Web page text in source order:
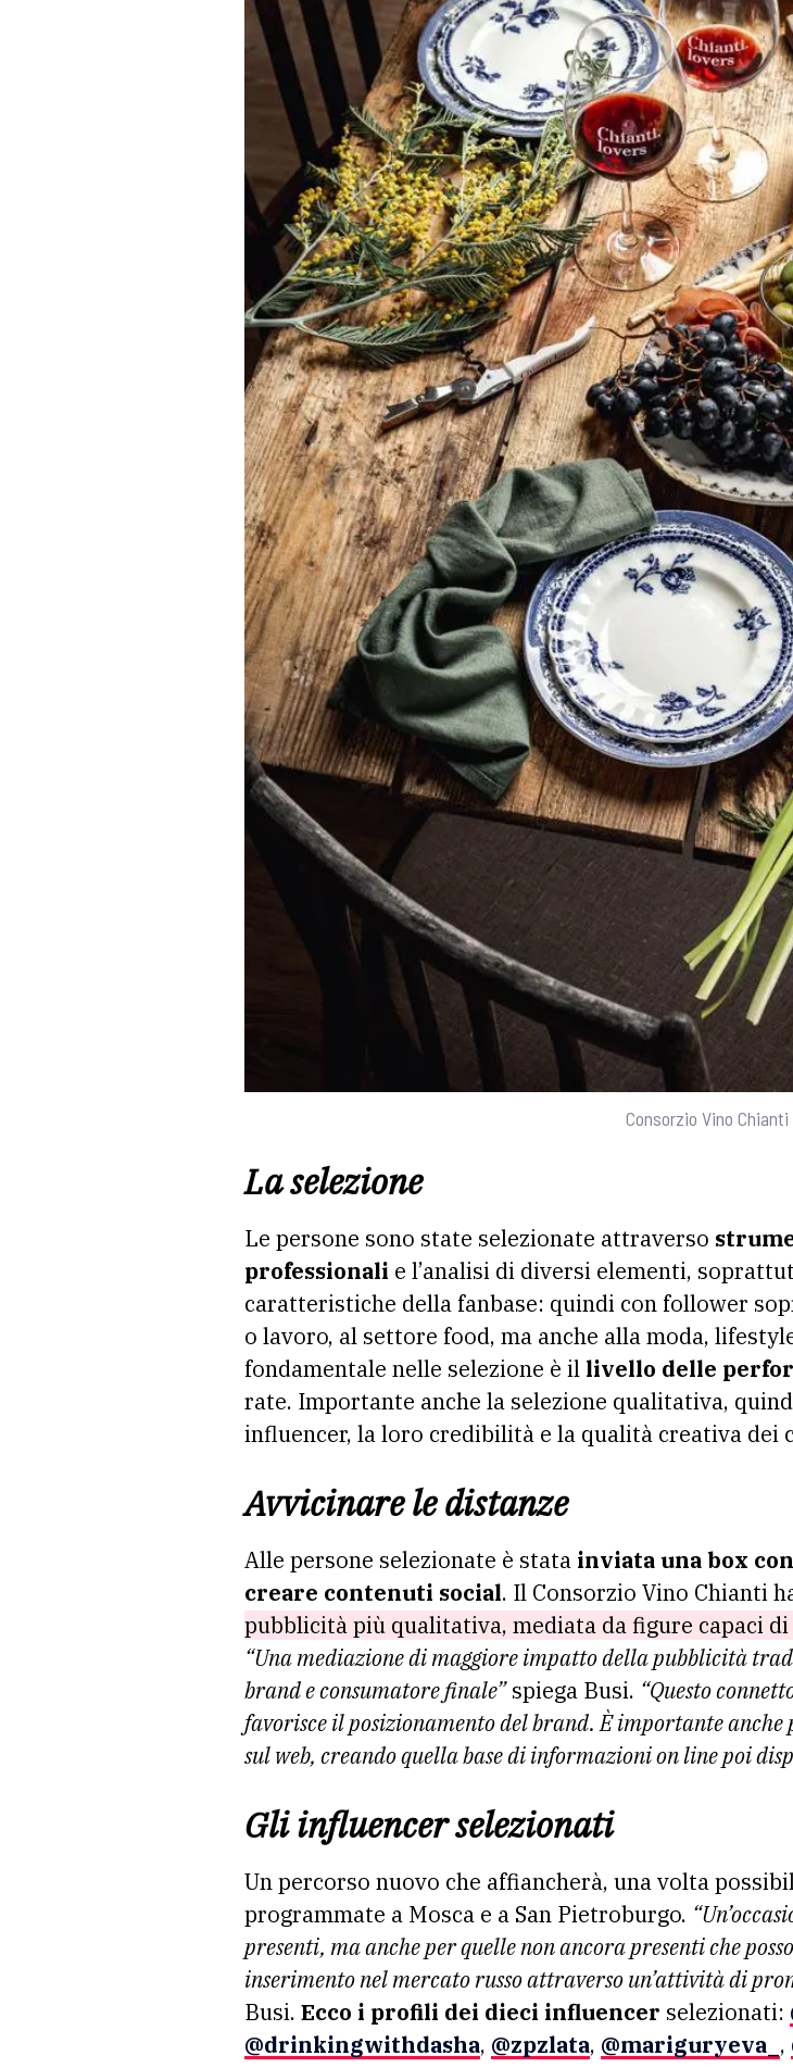
Consorzio Vino
La selezione
Le persone sono state selezionate attraverso
professionali e l’analisi di diversi elementi,
caratteristiche della fanbase: quindi con follower
o lavoro, al settore food, ma anche alla moda,
fondamentale nelle selezione è il livello delle
rate. Importante anche la selezione qualitativa,
influencer, la loro credibilità e la qualità creativa dei
Avvicinare le distanze
Alle persone selezionate è stata inviata una box
creare contenuti social. Il Consorzio Vino Chianti
pubblicità più qualitativa, mediata da figure capaci
“Una mediazione di maggiore impatto della pubblicità
brand e consumatore finale”spiega Busi. “Questo
favorisce il posizionamento del brand. È importante
sul web, creando quella base di informazioni on line poi
Gli influencer selezionati
Un percorso nuovo che affiancherà, una volta
programmate a Mosca e a San Pietroburgo.
presenti, ma anche per quelle non ancora presenti che
inserimento nel mercato russo attraverso un’attività di
Busi. Ecco i profili dei dieci influencer selezionati:
@drinkingwithdasha, @zpzlata, @mariguryeva_ ,